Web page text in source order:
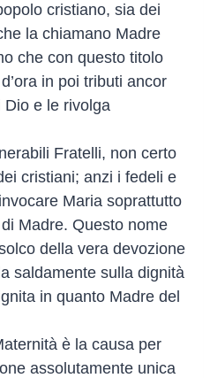
cristiano, sia dei
la chiamano Madre
che con questo titolo
in poi tributi ancor
Dio e le rivolga
Fratelli, non certo
cristiani; anzi i fedeli e
Maria soprattutto
Madre. Questo nome
della vera devozione
saldamente sulla dignità
in quanto Madre del
è la causa per
assolutamente unica